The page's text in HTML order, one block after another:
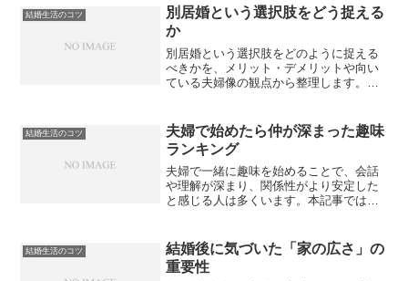
結婚生活のコツ
別居婚という選択肢をどう捉える
か
別居婚という選択肢をどのように捉える
べきかを、メリット・デメリットや向い
ている夫婦像の観点から整理します。従
た。
結婚生活のコツ
夫婦で始めたら仲が深まった趣味
ランキング
夫婦で一緒に趣味を始めることで、会話
や理解が深まり、関係性がより安定した
と感じる人は多くいます。本記事では、
し、その理由を解説します。
結婚生活のコツ
結婚後に気づいた「家の広さ」の
重要性